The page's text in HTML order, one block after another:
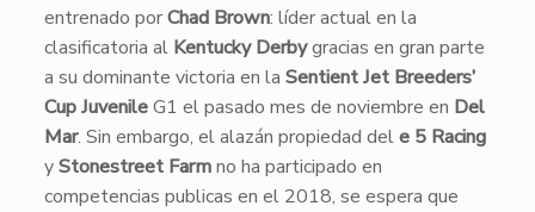
entrenado porChad Brown: líder actual en la
clasificatoria al Kentucky Derbygracias en gran parte
a su dominante victoria en la Sentient Jet Breeders’
Cup JuvenileG1 el pasado mes de noviembre en Del
Mar. Sin embargo, el alazán propiedad dele 5 Racing
yStonestreet Farmno ha participado en
competencias publicas en el 2018, se espera que